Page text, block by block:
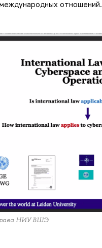
отношений.
НИУ ВШЭ